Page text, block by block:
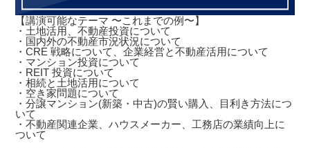
【講演可能なテーマ 〜これまでの例〜】
・土地活用、不動産投資について
・国内外の不動産市況状況について
・CRE 戦略について、企業経営と不動産活用について
・マンション投資について
・REIT 投資について
・相続と土地活用について
・空き家問題について
・分譲マンション(新築・中古)の賢い購入、目利き方法につ
いて
・不動産関連企業、ハウスメーカー、工務店の業績向上に
ついて